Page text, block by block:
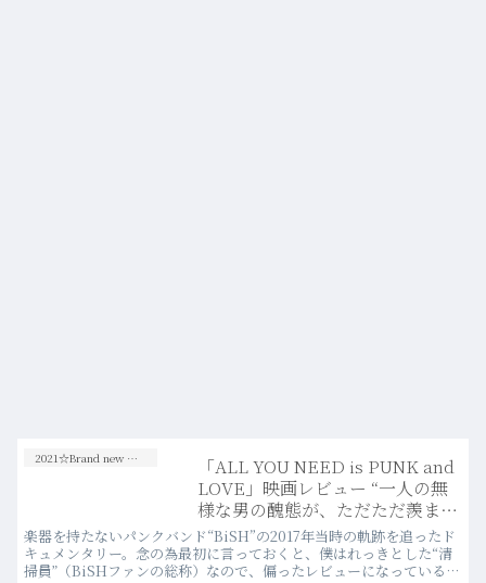
2021☆Brand new Movies
「ALL YOU NEED is PUNK and
LOVE」映画レビュー “一人の無
様な男の醜態が、ただただ羨まし
い”
楽器を持たないパンクバンド“BiSH”の2017年当時の軌跡を追ったド
キュメンタリー。念の為最初に言っておくと、僕はれっきとした“清
掃員”（BiSHファンの総称）なので、偏ったレビューになっているこ